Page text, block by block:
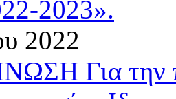
2023».
2022
Για την